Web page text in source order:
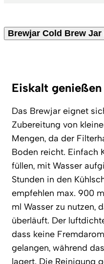
Brewjar Cold Brew Jar
Eiskalt genießen
Das Brewjar eignet
Zubereitung von
Mengen, da der
Boden reicht. Einfach
füllen, mit Wasser
Stunden in den
empfehlen max. 900
ml Wasser zu nutzen,
überläuft. Der
dass keine
gelangen, während
lagert. Die Reinigung